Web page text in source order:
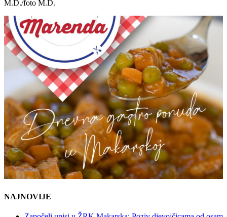
M.D./foto M.D.
NAJNOVIJE